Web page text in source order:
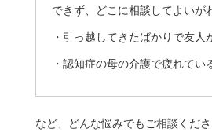
できず、どこに相談してよいが
・引っ越してきたばかりで友
・認知症の母の介護で疲れて
など、どんな悩みでもご相談くだ